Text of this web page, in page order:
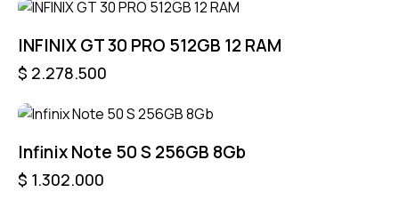
INFINIX GT 30 PRO 512GB 12 RAM
$ 2.278.500
Infinix Note 50 S 256GB 8Gb
$ 1.302.000